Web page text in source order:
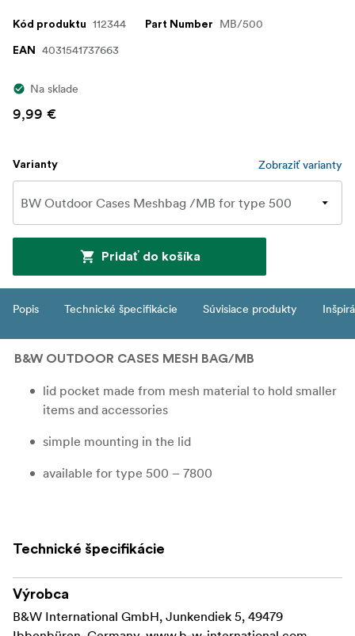
Kód produktu 112344 Part Number MB/500
EAN 4031541737663
Na sklade
9,99 €
Varianty Zobraziť varianty
Pridať do košíka
Popis Technické špecifikácie Súvisiace produkty
B&W OUTDOOR CASES MESH BAG/MB
lid pocket made from mesh material to hold smaller
items and accessories
simple mounting in the lid
available for type 500 – 7800
Technické špecifikácie
Výrobca
B&W International GmbH, Junkendiek 5, 49479